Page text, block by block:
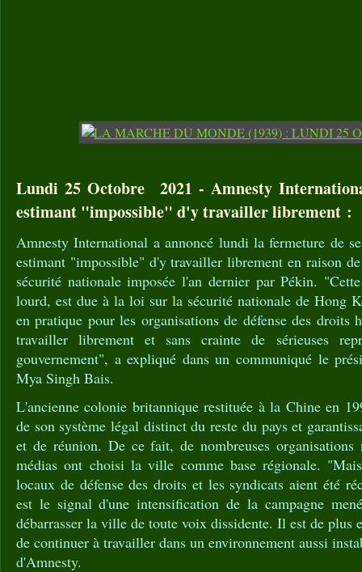
Lundi 25 Octobre 2021 - Amnesty
estimant "impossible" d'y travailler librement :
Amnesty International a annoncé lundi la fermeture de
estimant "impossible" d'y travailler librement en raison
sécurité nationale imposée l'an dernier par Pékin.
lourd, est due à la loi sur la sécurité nationale de Hong
en pratique pour les organisations de défense des droits
travailler librement et sans crainte de sérieuses
gouvernement", a expliqué dans un communiqué le
Mya Singh Bais.
L'ancienne colonie britannique restituée à la Chine en
de son système légal distinct du reste du pays et
et de réunion. De ce fait, de nombreuses organisations
médias ont choisi la ville comme base régionale.
locaux de défense des droits et les syndicats aient été
est le signal d'une intensification de la campagne
débarrasser la ville de toute voix dissidente. Il est de plus
de continuer à travailler dans un environnement aussi
d'Amnesty.